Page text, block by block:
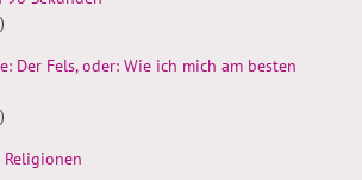
Der Fels, oder: Wie ich mich am besten
Religionen